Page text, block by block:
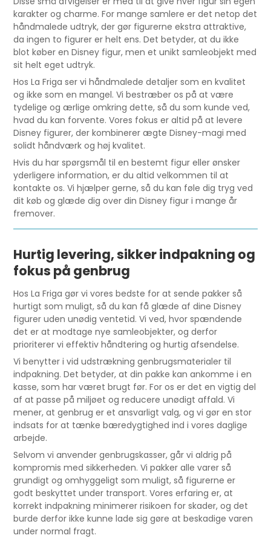
karakter og charme. For mange samlere er det netop det
håndmalede udtryk, der gør figurerne ekstra attraktive,
da ingen to figurer er helt ens. Det betyder, at du ikke
blot køber en Disney figur, men et unikt samleobjekt med
sit helt eget udtryk.
Hos La Friga ser vi håndmalede detaljer som en kvalitet
og ikke som en mangel. Vi bestræber os på at være
tydelige og ærlige omkring dette, så du som kunde ved,
hvad du kan forvente. Vores fokus er altid på at levere
Disney figurer, der kombinerer ægte Disney-magi med
solidt håndværk og høj kvalitet.
Hvis du har spørgsmål til en bestemt figur eller ønsker
yderligere information, er du altid velkommen til at
kontakte os. Vi hjælper gerne, så du kan føle dig tryg ved
dit køb og glæde dig over din Disney figur i mange år
fremover.
Hurtig levering, sikker indpakning og
fokus på genbrug
Hos La Friga gør vi vores bedste for at sende pakker så
hurtigt som muligt, så du kan få glæde af dine Disney
figurer uden unødig ventetid. Vi ved, hvor spændende
det er at modtage nye samleobjekter, og derfor
prioriterer vi effektiv håndtering og hurtig afsendelse.
Vi benytter i vid udstrækning genbrugsmaterialer til
indpakning. Det betyder, at din pakke kan ankomme i en
kasse, som har været brugt før. For os er det en vigtig del
af at passe på miljøet og reducere unødigt affald. Vi
mener, at genbrug er et ansvarligt valg, og vi gør en stor
indsats for at tænke bæredygtighed ind i vores daglige
arbejde.
Selvom vi anvender genbrugskasser, går vi aldrig på
kompromis med sikkerheden. Vi pakker alle varer så
grundigt og omhyggeligt som muligt, så figurerne er
godt beskyttet under transport. Vores erfaring er, at
korrekt indpakning minimerer risikoen for skader, og det
burde derfor ikke kunne lade sig gøre at beskadige varen
under normal fragt.